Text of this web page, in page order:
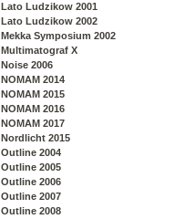
Lato Ludzikow 2001
Lato Ludzikow 2002
Mekka Symposium 2002
Multimatograf X
Noise 2006
NOMAM 2014
NOMAM 2015
NOMAM 2016
NOMAM 2017
Nordlicht 2015
Outline 2004
Outline 2005
Outline 2006
Outline 2007
Outline 2008